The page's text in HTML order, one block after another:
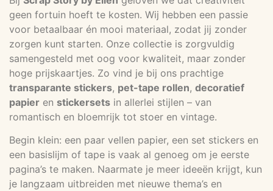
geen fortuin hoeft te kosten. Wij hebben een passie
voor betaalbaar én mooi materiaal, zodat jij zonder
zorgen kunt starten. Onze collectie is zorgvuldig
samengesteld met oog voor kwaliteit, maar zonder
hoge prijskaartjes. Zo vind je bij ons prachtige
transparante stickers, pet-tape rollen, decoratief
papier en stickersets in allerlei stijlen – van
romantisch en bloemrijk tot stoer en vintage.
Begin klein: een paar vellen papier, een set stickers en
een basislijm of tape is vaak al genoeg om je eerste
pagina’s te maken. Naarmate je meer ideeën krijgt, kun
je langzaam uitbreiden met nieuwe thema’s en